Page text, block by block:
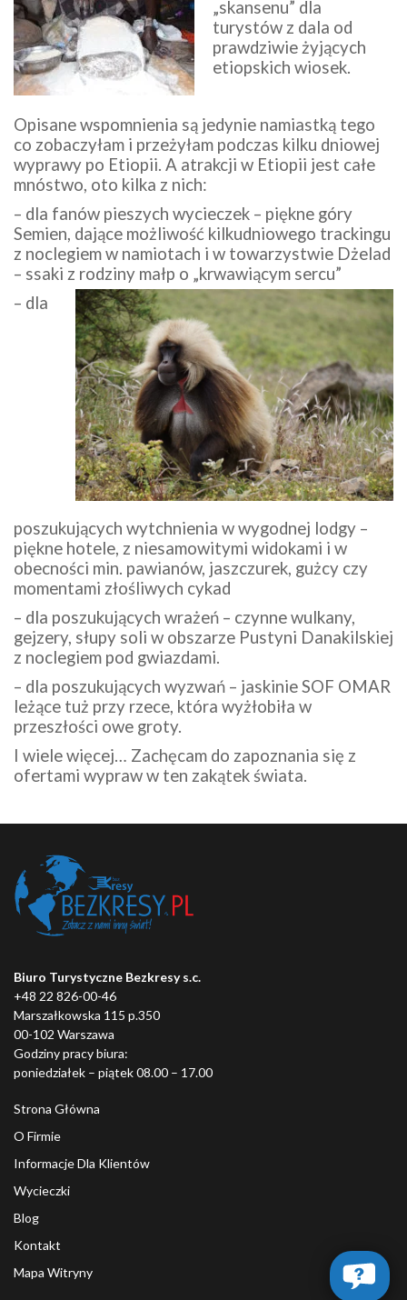
„skansenu” dla
turystów z dala od
prawdziwie żyjących
etiopskich wiosek.
Opisane wspomnienia są jedynie namiastką tego
co zobaczyłam i przeżyłam podczas kilku dniowej
wyprawy po Etiopii. A atrakcji w Etiopii jest całe
mnóstwo, oto kilka z nich:
– dla fanów pieszych wycieczek – piękne góry
Semien, dające możliwość kilkudniowego trackingu
z noclegiem w namiotach i w towarzystwie Dżelad
– ssaki z rodziny małp o „krwawiącym sercu”
– dla
poszukujących wytchnienia w wygodnej lodgy –
piękne hotele, z niesamowitymi widokami i w
obecności min. pawianów, jaszczurek, gużcy czy
momentami złośliwych cykad
– dla poszukujących wrażeń – czynne wulkany,
gejzery, słupy soli w obszarze Pustyni Danakilskiej
z noclegiem pod gwiazdami.
– dla poszukujących wyzwań – jaskinie SOF OMAR
leżące tuż przy rzece, która wyżłobiła w
przeszłości owe groty.
I wiele więcej… Zachęcam do zapoznania się z
ofertami wypraw w ten zakątek świata.
Biuro Turystyczne Bezkresy s.c.
+48 22 826-00-46
Marszałkowska 115 p.350
00-102 Warszawa
Godziny pracy biura:
poniedziałek – piątek 08.00 – 17.00
Strona Główna
O Firmie
Informacje Dla Klientów
Wycieczki
Blog
Kontakt
Mapa Witryny